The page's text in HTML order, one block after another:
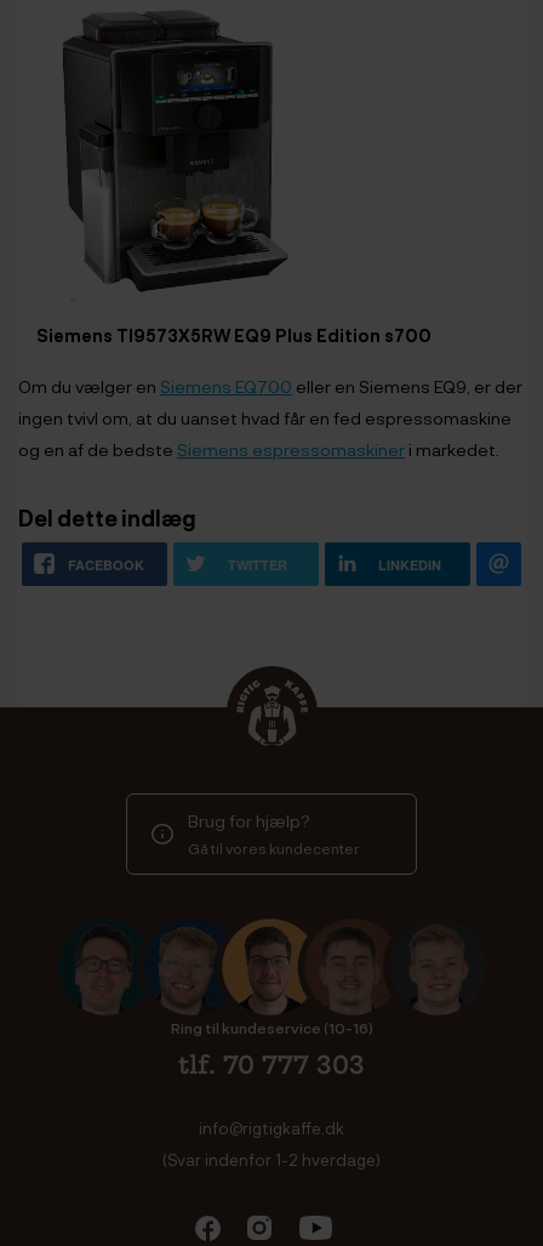
Siemens TI9573X5RW EQ9 Plus Edition s700
Om du vælger en Siemens EQ700 eller en Siemens EQ9, er der
ingen tvivl om, at du uanset hvad får en fed espressomaskine
og en af de bedste Siemens espressomaskiner i markedet.
Del dette indlæg
FACEBOOK TWITTER LINKEDIN
Brug for hjælp?
Gå til vores kundecenter
Ring til kundeservice (10-16)
tlf. 70 777 303
info@rigtigkaffe.dk
(Svar indenfor 1-2 hverdage)